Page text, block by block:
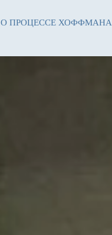
О ПРОЦЕССЕ ХОФФМАНА